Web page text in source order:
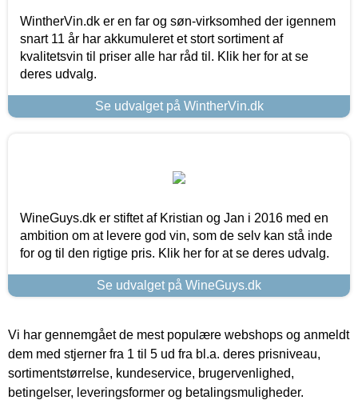
WintherVin.dk er en far og søn-virksomhed der igennem
snart 11 år har akkumuleret et stort sortiment af
kvalitetsvin til priser alle har råd til. Klik her for at se
deres udvalg.
Se udvalget på WintherVin.dk
WineGuys.dk er stiftet af Kristian og Jan i 2016 med en
ambition om at levere god vin, som de selv kan stå inde
for og til den rigtige pris. Klik her for at se deres udvalg.
Se udvalget på WineGuys.dk
Vi har gennemgået de mest populære webshops og anmeldt
dem med stjerner fra 1 til 5 ud fra bl.a. deres prisniveau,
sortimentstørrelse, kundeservice, brugervenlighed,
betingelser, leveringsformer og betalingsmuligheder.